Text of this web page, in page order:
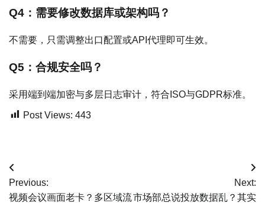
Q4：需要修改数据库或架构吗？
不需要，只需调整出口配置或API代理即可生效。
Q5：合规安全吗？
采用端到端加密与多层日志审计，符合ISO与GDPR标准。
Post Views: 443
文
章
Previous:
视频会议画面老卡？多区域流
Next:
市场部总说投放数据乱？其实